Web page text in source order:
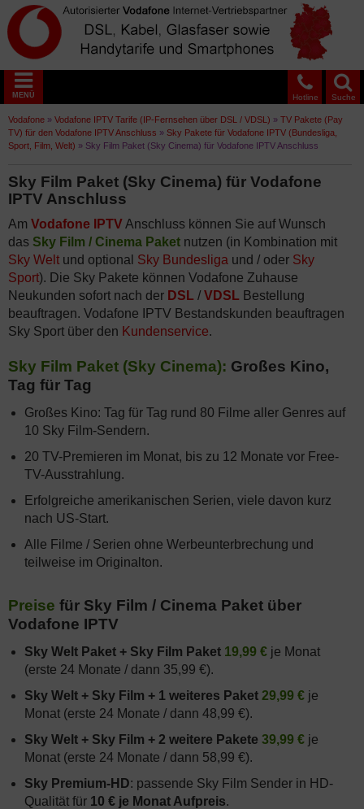
Suche
Hotline
MENÜ
Vodafone » Vodafone IPTV Tarife (IP-Fernsehen über DSL / VDSL) » TV Pakete (Pay
TV) für den Vodafone IPTV Anschluss » Sky Pakete für Vodafone IPTV (Bundesliga,
Sport, Film, Welt) » Sky Film Paket (Sky Cinema) für Vodafone IPTV Anschluss
Sky Film Paket (Sky Cinema) für Vodafone
IPTV Anschluss
Am Vodafone IPTVAnschluss können Sie auf Wunsch
das Sky Film / Cinema Paket nutzen (in Kombination mit
Sky Welt und optional Sky Bundesliga und / oder Sky
Sport). Die Sky Pakete können Vodafone Zuhause
Neukunden sofort nach der DSL / VDSL Bestellung
beauftragen. Vodafone IPTV Bestandskunden beauftragen
Sky Sport über den Kundenservice.
Sky Film Paket (Sky Cinema): Großes Kino,
Tag für Tag
Großes Kino: Tag für Tag rund 80 Filme aller Genres auf
10 Sky Film-Sendern.
20 TV-Premieren im Monat, bis zu 12 Monate vor Free-
TV-Ausstrahlung.
Erfolgreiche amerikanischen Serien, viele davon kurz
nach US-Start.
Alle Filme / Serien ohne Werbeunterbrechung und
teilweise im Originalton.
Preise für Sky Film / Cinema Paket über
Vodafone IPTV
Sky Welt Paket + Sky Film Paket 19,99 € je Monat
(erste 24 Monate / dann 35,99 €).
Sky Welt + Sky Film + 1 weiteres Paket 29,99 € je
Monat (erste 24 Monate / dann 48,99 €).
Sky Welt + Sky Film + 2 weitere Pakete 39,99 € je
Monat (erste 24 Monate / dann 58,99 €).
Sky Premium-HD: passende Sky Film Sender in HD-
Qualität für 10 € je Monat Aufpreis.